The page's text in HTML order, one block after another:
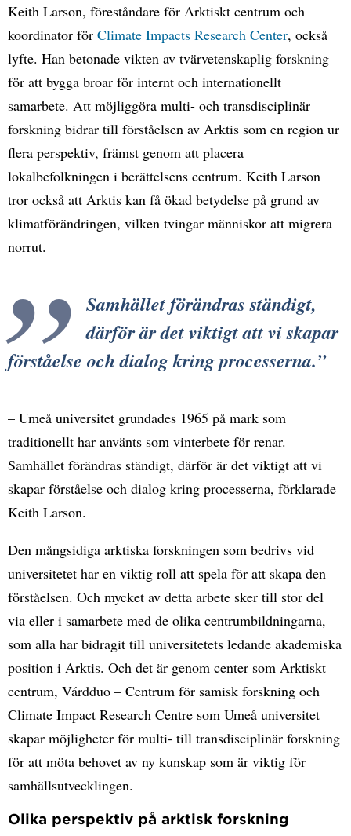
Keith Larson, föreståndare för Arktiskt centrum och
koordinator för Climate Impacts Research Center, också
lyfte. Han betonade vikten av tvärvetenskaplig forskning
för att bygga broar för internt och internationellt
samarbete. Att möjliggöra multi- och transdisciplinär
forskning bidrar till förståelsen av Arktis som en region ur
flera perspektiv, främst genom att placera
lokalbefolkningen i berättelsens centrum. Keith Larson
tror också att Arktis kan få ökad betydelse på grund av
klimatförändringen, vilken tvingar människor att migrera
norrut.
Samhället förändras ständigt,
därför är det viktigt att vi skapar
förståelse och dialog kring processerna.
– Umeå universitet grundades 1965 på mark som
traditionellt har använts som vinterbete för renar.
Samhället förändras ständigt, därför är det viktigt att vi
skapar förståelse och dialog kring processerna, förklarade
Keith Larson.
Den mångsidiga arktiska forskningen som bedrivs vid
universitetet har en viktig roll att spela för att skapa den
förståelsen. Och mycket av detta arbete sker till stor del
via eller i samarbete med de olika centrumbildningarna,
som alla har bidragit till universitetets ledande akademiska
position i Arktis. Och det är genom center som Arktiskt
centrum, Várdduo – Centrum för samisk forskning och
Climate Impact Research Centre som Umeå universitet
skapar möjligheter för multi- till transdisciplinär forskning
för att möta behovet av ny kunskap som är viktig för
samhällsutvecklingen.
Olika perspektiv på arktisk forskning